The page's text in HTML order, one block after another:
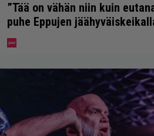
”Tää on vähän niin kuin
puhe Eppujen